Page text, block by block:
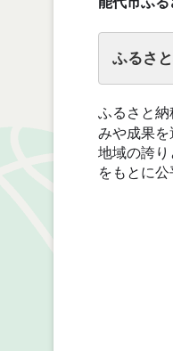
ふるさと納
みや成果を
地域の誇
をもとに